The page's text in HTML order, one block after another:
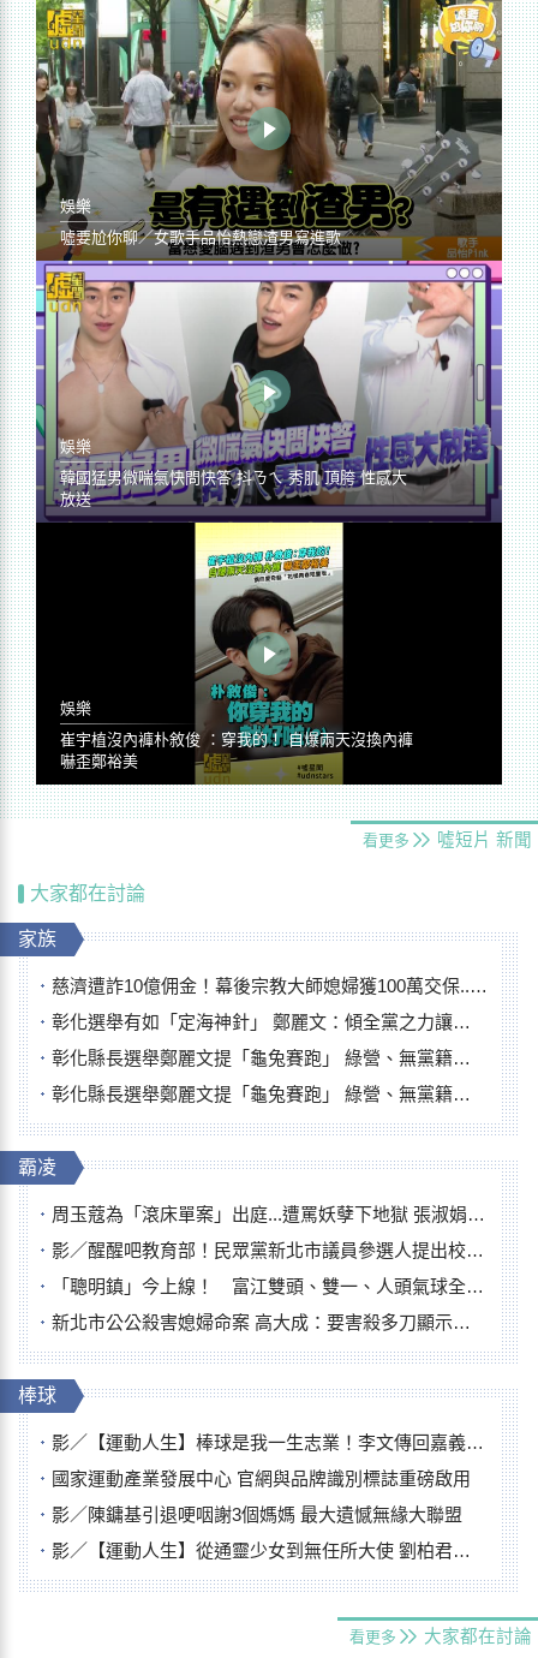
娛樂
噓要尬你聊／女歌手品怡熱戀渣男寫進歌
娛樂
韓國猛男微喘氣快問快答 抖ㄋㄟ 秀肌 頂胯 性感大
放送
娛樂
崔宇植沒內褲朴敘俊 ：穿我的！ 自爆兩天沒換內褲
嚇歪鄭裕美
看更多 噓短片 新聞
大家都在討論
家族
慈濟遭詐10億佣金！幕後宗教大師媳婦獲100萬交保...快步奔離不發一語
彰化選舉有如「定海神針」 鄭麗文：傾全黨之力讓彰化贏
彰化縣長選舉鄭麗文提「龜兔賽跑」 綠營、無黨籍忙否認是烏龜
彰化縣長選舉鄭麗文提「龜兔賽跑」 綠營、無黨籍忙否認是烏龜
霸凌
周玉蔻為「滾床單案」出庭...遭罵妖孽下地獄 張淑娟批：舌頭殺人有罪
影／醒醒吧教育部！民眾黨新北市議員參選人提出校園反毒防線升級政見
「聰明鎮」今上線！ 富江雙頭、雙一、人頭氣球全登場
新北市公公殺害媳婦命案 高大成：要害殺多刀顯示怨恨深
棒球
影／【運動人生】棒球是我一生志業！李文傳回嘉義扎根點亮KANO精神
國家運動產業發展中心 官網與品牌識別標誌重磅啟用
影／陳鏞基引退哽咽謝3個媽媽 最大遺憾無緣大聯盟
影／【運動人生】從通靈少女到無任所大使 劉柏君女裁判人生國際發光
看更多 大家都在討論